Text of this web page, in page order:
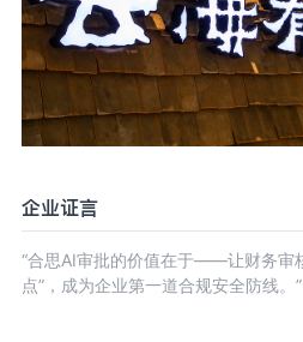
企业证言
“合思AI审批的价值在于——让财务审
点”，成为企业第一道合规安全防线。”